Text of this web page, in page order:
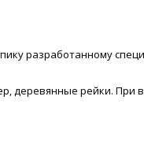
разработанному
деревянные рейки. При